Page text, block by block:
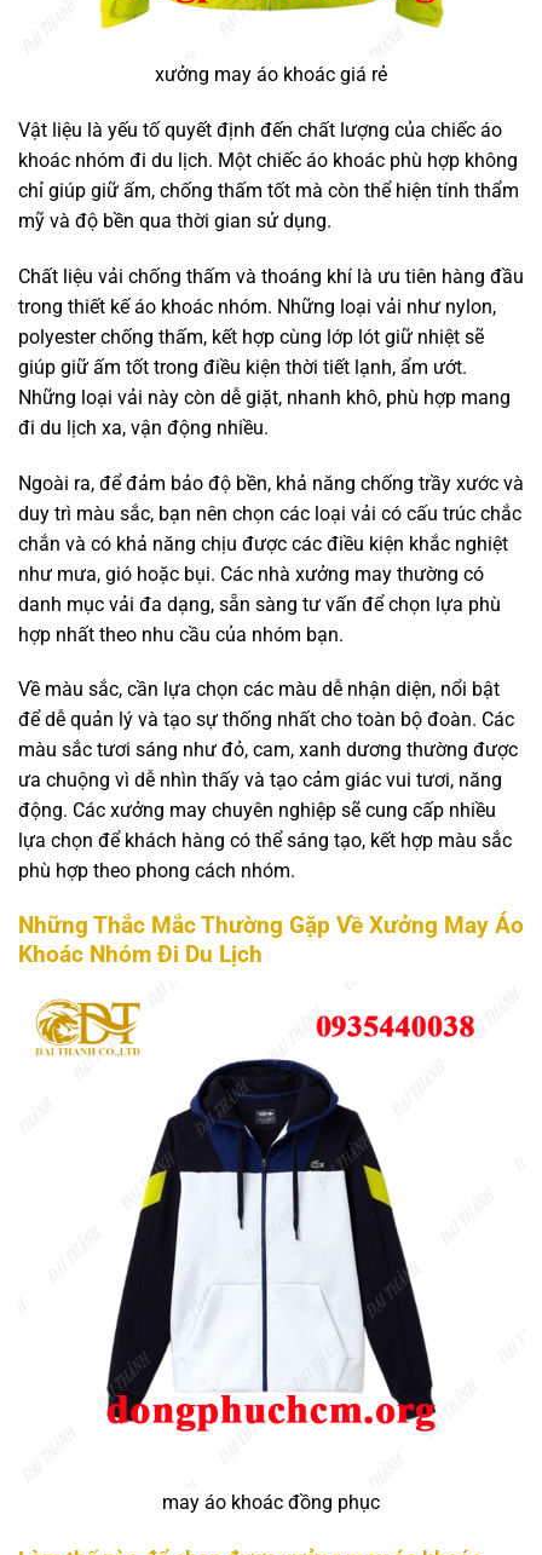
xưởng may áo khoác giá rẻ
Vật liệu là yếu tố quyết định đến chất lượng của chiếc áo
khoác nhóm đi du lịch. Một chiếc áo khoác phù hợp không
chỉ giúp giữ ấm, chống thấm tốt mà còn thể hiện tính thẩm
mỹ và độ bền qua thời gian sử dụng.
Chất liệu vải chống thấm và thoáng khí là ưu tiên hàng đầu
trong thiết kế áo khoác nhóm. Những loại vải như nylon,
polyester chống thấm, kết hợp cùng lớp lót giữ nhiệt sẽ
giúp giữ ấm tốt trong điều kiện thời tiết lạnh, ẩm ướt.
Những loại vải này còn dễ giặt, nhanh khô, phù hợp mang
đi du lịch xa, vận động nhiều.
Ngoài ra, để đảm bảo độ bền, khả năng chống trầy xước và
duy trì màu sắc, bạn nên chọn các loại vải có cấu trúc chắc
chắn và có khả năng chịu được các điều kiện khắc nghiệt
như mưa, gió hoặc bụi. Các nhà xưởng may thường có
danh mục vải đa dạng, sẵn sàng tư vấn để chọn lựa phù
hợp nhất theo nhu cầu của nhóm bạn.
Về màu sắc, cần lựa chọn các màu dễ nhận diện, nổi bật
để dễ quản lý và tạo sự thống nhất cho toàn bộ đoàn. Các
màu sắc tươi sáng như đỏ, cam, xanh dương thường được
ưa chuộng vì dễ nhìn thấy và tạo cảm giác vui tươi, năng
động. Các xưởng may chuyên nghiệp sẽ cung cấp nhiều
lựa chọn để khách hàng có thể sáng tạo, kết hợp màu sắc
phù hợp theo phong cách nhóm.
Những Thắc Mắc Thường Gặp Về Xưởng May Áo
Khoác Nhóm Đi Du Lịch
may áo khoác đồng phục